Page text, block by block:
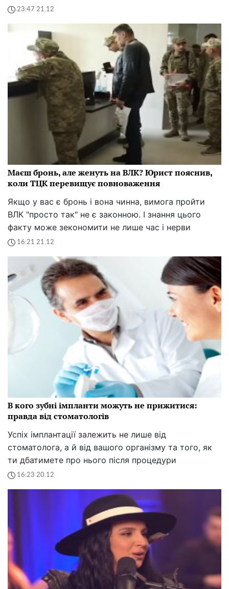
23:47 21.12
Маєш бронь, але женуть на ВЛК? Юрист пояснив,
коли ТЦК перевищує повноваження
Якщо у вас є бронь і вона чинна, вимога пройти
ВЛК "просто так" не є законною. І знання цього
факту може зекономити не лише час і нерви
16:21 21.12
В кого зубні імпланти можуть не прижитися:
правда від стоматологів
Успіх імплантації залежить не лише від
стоматолога, а й від вашого організму та того, як
ти дбатимете про нього після процедури
16:23 20.12